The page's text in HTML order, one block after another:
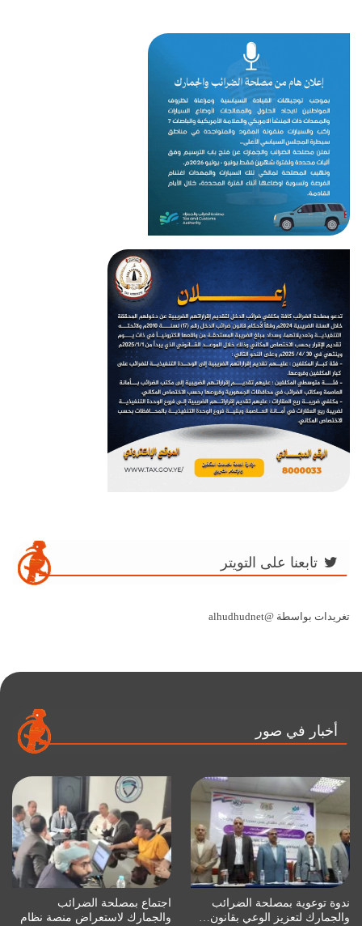
تابعنا على التويتر
تغريدات بواسطة @alhudhudnet
أخبار في صور
ندوة توعوية بمصلحة الضرائب
والجمارك لتعزيز الوعي بقانون…
اجتماع بمصلحة الضرائب
والجمارك لاستعراض منصة نظام